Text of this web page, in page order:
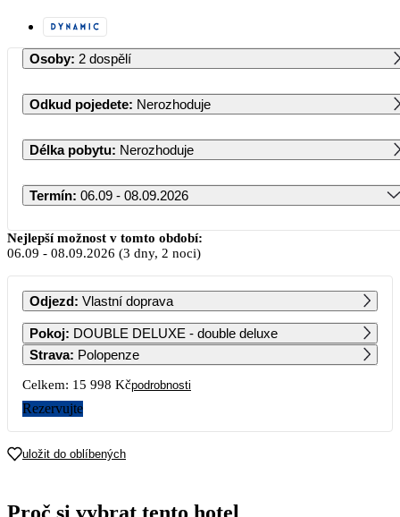
Osoby: 2 dospělí
Odkud pojedete: Nerozhoduje
Délka pobytu: Nerozhoduje
Termín: 06.09 - 08.09.2026
Září 2026
PO ÚT ST ČT PÁ SO NE
1
12 519
2
12 519
3
12 519
4
12 519
5 6
7 999
7
6 769
8
5 549
9
5 549
10 11 12 13
14
5 549 5 549 5 549 5 549 5 549 5 549 5 549
21 22
28 29 30
Nejlepší možnost v tomto období:
06.09 - 08.09.2026 (3 dny, 2 noci)
Odjezd: Vlastní doprava
Pokoj: DOUBLE DELUXE - double deluxe
Strava: Polopenze
Celkem: 15 998 Kčpodrobnosti
Rezervujte
uložit do oblíbených
Proč si vybrat tento hotel